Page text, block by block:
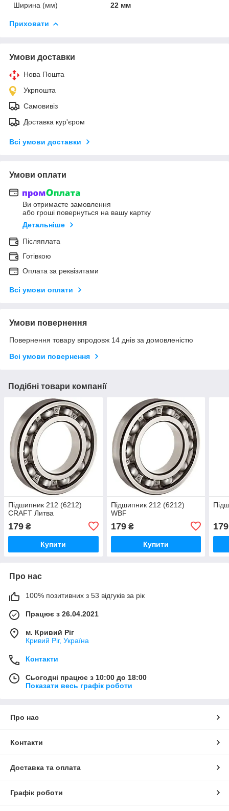
Ширина (мм) 22 мм
Приховати
Умови доставки
Нова Пошта
Укрпошта
Самовивіз
Доставка кур'єром
Всі умови доставки
Умови оплати
Ви отримаєте замовлення
або гроші повернуться на вашу картку
Детальніше
Післяплата
Готівкою
Оплата за реквізитами
Всі умови оплати
Умови повернення
Повернення товару впродовж 14 днів за домовленістю
Всі умови повернення
Подібні товари компанії
Підшипник 212 (6212)
CRAFT Литва
179 ₴
Купити
Підшипник 212 (6212)
WBF
179₴
Купити
179
Про нас
100% позитивних з 53 відгуків за рік
Працює з 26.04.2021
м. Кривий Ріг
Кривий Ріг, Україна
Контакти
Сьогодні працює з 10:00 до 18:00
Показати весь графік роботи
Про нас
Контакти
Доставка та оплата
Графік роботи